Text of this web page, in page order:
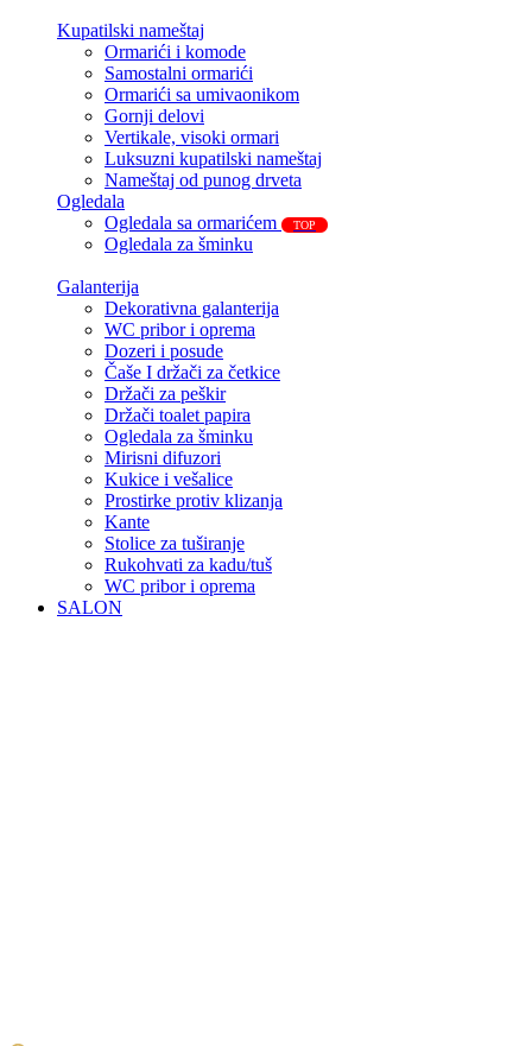
Kupatilski nameštaj
Ormarići i komode
Samostalni ormarići
Ormarići sa umivaonikom
Gornji delovi
Vertikale, visoki ormari
Luksuzni kupatilski nameštaj
Nameštaj od punog drveta
Ogledala
Ogledala sa ormarićem
TOP
Ogledala za šminku
Galanterija
Dekorativna galanterija
WC pribor i oprema
Dozeri i posude
Čaše I držači za četkice
Držači za peškir
Držači toalet papira
Ogledala za šminku
Mirisni difuzori
Kukice i vešalice
Prostirke protiv klizanja
Kante
Stolice za tuširanje
Rukohvati za kadu/tuš
WC pribor i oprema
SALON